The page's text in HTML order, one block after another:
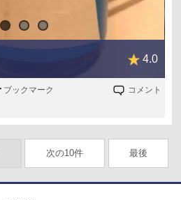
4.0
ブックマーク コメント
次の10件 最後